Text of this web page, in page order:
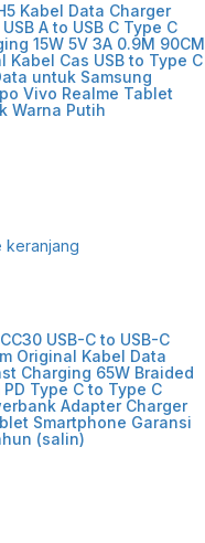
Kabel Data Charger
A to USB C Type C
15W 5V 3A 0.9M 90CM
Kabel Cas USB to Type C
untuk Samsung
Vivo Realme Tablet
Warna Putih
keranjang
USB-C to USB-C
Original Kabel Data
Charging 65W Braided
Type C to Type C
Adapter Charger
Smartphone Garansi
(salin)